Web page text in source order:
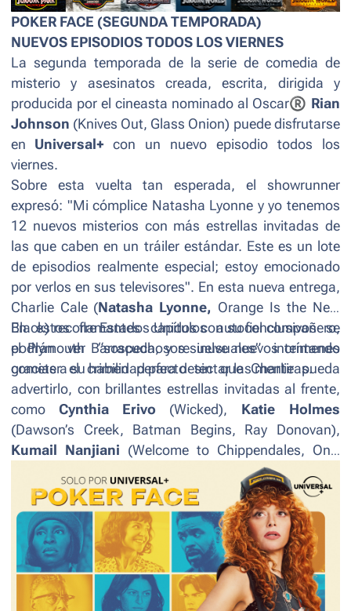
POKER FACE (SEGUNDA TEMPORADA)
NUEVOS EPISODIOS TODOS LOS VIERNES
La segunda temporada de la serie de comedia de
misterio y asesinatos creada, escrita, dirigida y
producida por el cineasta nominado al Oscar® Rian
Johnson (Knives Out, Glass Onion) puede disfrutarse
en Universal+ con un nuevo episodio todos los
viernes.
Sobre esta vuelta tan esperada, el showrunner
expresó: "Mi cómplice Natasha Lyonne y yo tenemos
12 nuevos misterios con más estrellas invitadas de
las que caben en un tráiler estándar. Este es un lote
de episodios realmente especial; estoy emocionado
por verlos en sus televisores". En esta nueva entrega,
Charlie Cale (Natasha Lyonne, Orange Is the New
Black) recorre Estados Unidos con su fiel compañero,
el Plymouth Barracuda, y resuelve nuevos crímenes
gracias a su habilidad para detectar las mentiras.
En estos flamantes capítulos autoconclusivos se
podrán ver “sospechosos inusuales” intentando
cometer el crimen perfecto sin que Charlie pueda
advertirlo, con brillantes estrellas invitadas al frente,
como Cynthia Erivo (Wicked), Katie Holmes
(Dawson’s Creek, Batman Begins, Ray Donovan),
Kumail Nanjiani (Welcome to Chippendales, Only
John Mulaney(
Night Live),Melanie Lynskey
(The Last of Us,
Yellowjackets), yTaylor Schilling, quien se
reencuentra con Lyonne en esta comedia ganadora
del Emmy
® luego de haber trabajado juntas en
pantalla enOrange is the New Black.